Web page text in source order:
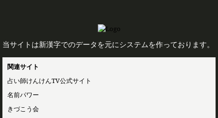
当サイトは新漢字でのデータを元にシステムを作っております。
関連サイト
占い師けんけんTV公式サイト
名前パワー
きづこう会